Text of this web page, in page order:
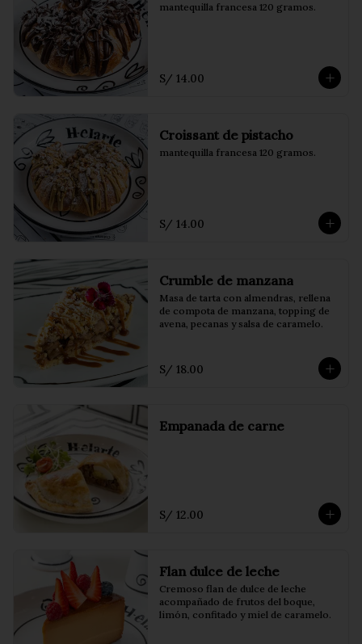
mantequilla francesa 120 gramos.
S/ 14.00
Croissant de pistacho
mantequilla francesa 120 gramos.
S/ 14.00
Crumble de manzana
Masa de tarta con almendras, rellena
de compota de manzana, topping de
avena, pecanas y salsa de caramelo.
S/ 18.00
Empanada de carne
S/ 12.00
Flan dulce de leche
Cremoso flan de dulce de leche
acompañado de frutos del boque,
limón, confitado y miel de caramelo.